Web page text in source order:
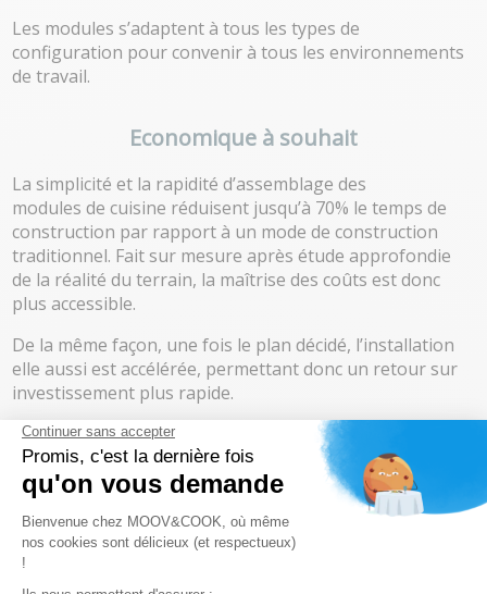
Les modules s’adaptent à tous les types de
configuration pour convenir à tous les environnements
de travail.
Economique à souhait
La simplicité et la rapidité d’assemblage des
modules de cuisine réduisent jusqu’à 70% le temps de
construction par rapport à un mode de construction
traditionnel. Fait sur mesure après étude approfondie
de la réalité du terrain, la maîtrise des coûts est donc
plus accessible.
De la même façon, une fois le plan décidé, l’installation
elle aussi est accélérée, permettant donc un retour sur
investissement plus rapide.